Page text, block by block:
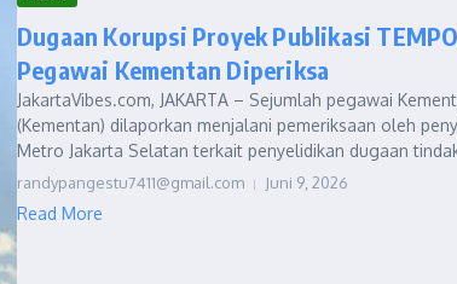
Dugaan Korupsi Proyek Publikasi
Pegawai Kementan Diperiksa
JakartaVibes.com, JAKARTA – Sejumlah pegawai
(Kementan) dilaporkan menjalani pemeriksaan oleh
Metro Jakarta Selatan terkait penyelidikan dugaan
randypangestu7411@gmail.com Juni 9, 2026
Read More